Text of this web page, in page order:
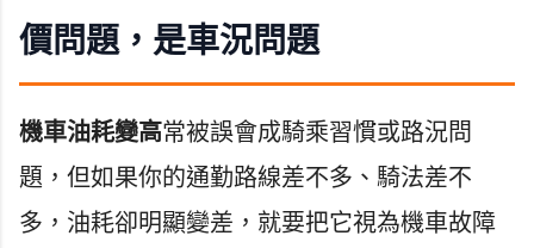
價問題，是車況問題
機車油耗變高常被誤會成騎乘習慣或路況問
題，但如果你的通勤路線差不多、騎法差不
多，油耗卻明顯變差，就要把它視為機車故障